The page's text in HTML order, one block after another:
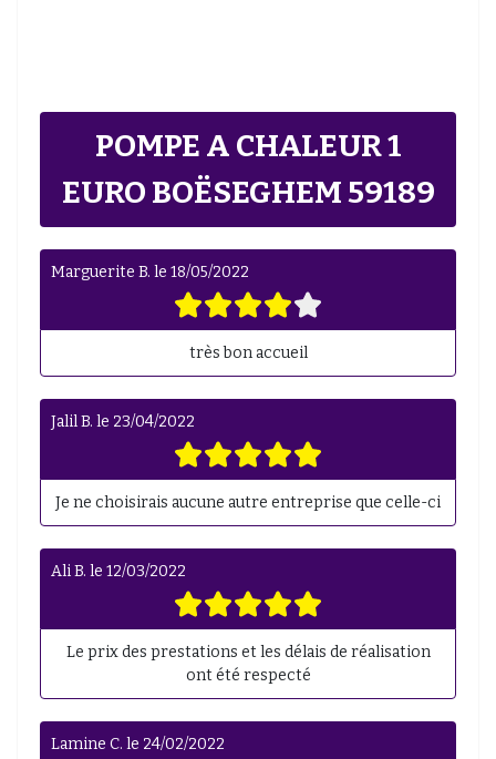
POMPE A CHALEUR 1
EURO BOËSEGHEM 59189
Marguerite B. le 18/05/2022
très bon accueil
Jalil B. le 23/04/2022
Je ne choisirais aucune autre entreprise que celle-ci
Ali B. le 12/03/2022
Le prix des prestations et les délais de réalisation
ont été respecté
Lamine C. le 24/02/2022